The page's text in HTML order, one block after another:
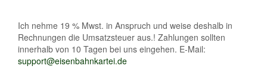
Ich nehme 19 % Mwst. in Anspruch und weise deshalb in
Rechnungen die Umsatzsteuer aus.! Zahlungen sollten
innerhalb von 10 Tagen bei uns eingehen. E-Mail:
support@eisenbahnkartei.de